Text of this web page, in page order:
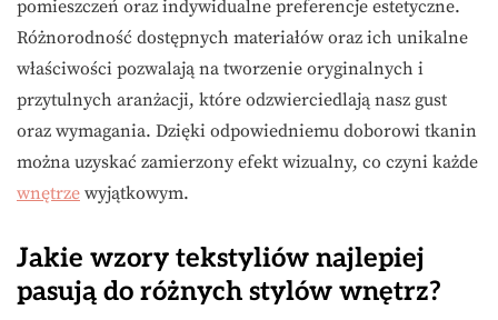
pomieszczeń oraz indywidualne preferencje estetyczne.
Różnorodność dostępnych materiałów oraz ich unikalne
właściwości pozwalają na tworzenie oryginalnych i
przytulnych aranżacji, które odzwierciedlają nasz gust
oraz wymagania. Dzięki odpowiedniemu doborowi tkanin
można uzyskać zamierzony efekt wizualny, co czyni każde
wnętrze wyjątkowym.
Jakie wzory tekstyliów najlepiej
pasują do różnych stylów wnętrz?